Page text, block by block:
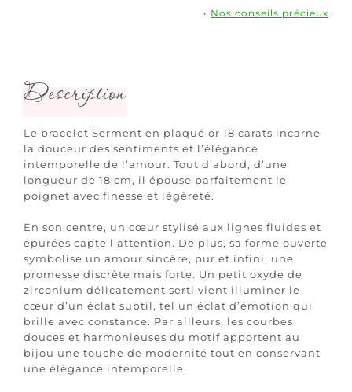
• Nos conseils précieux
Description
Le bracelet Serment en plaqué or 18 carats incarne
la douceur des sentiments et l’élégance
intemporelle de l’amour. Tout d’abord, d’une
longueur de 18 cm, il épouse parfaitement le
poignet avec finesse et légèreté.
En son centre, un cœur stylisé aux lignes fluides et
épurées capte l’attention. De plus, sa forme ouverte
symbolise un amour sincère, pur et infini, une
promesse discrète mais forte. Un petit oxyde de
zirconium délicatement serti vient illuminer le
cœur d’un éclat subtil, tel un éclat d’émotion qui
brille avec constance. Par ailleurs, les courbes
douces et harmonieuses du motif apportent au
bijou une touche de modernité tout en conservant
une élégance intemporelle.